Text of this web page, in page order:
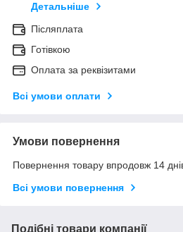
Детальніше
Післяплата
Готівкою
Оплата за реквізитами
Всі умови оплати
Умови повернення
Повернення товару впродовж 14
Всі умови повернення
Подібні товари компанії